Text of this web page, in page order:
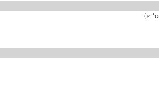
בקשת הממשלה להקדמת הדיון בהצעת חוק חדלות פירעון ושיקום כלכלי (תיקון מס' 2)